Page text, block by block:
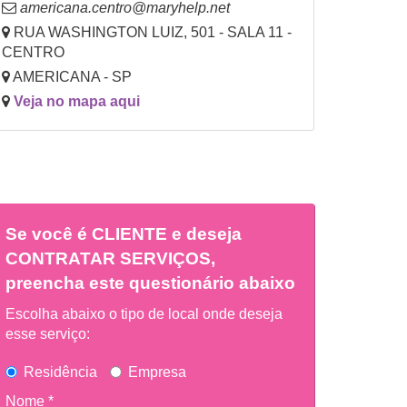
americana.centro@maryhelp.net
RUA WASHINGTON LUIZ, 501 - SALA 11 -
CENTRO
AMERICANA - SP
Veja no mapa aqui
Se você é CLIENTE e deseja
CONTRATAR SERVIÇOS,
preencha este questionário abaixo
Escolha abaixo o tipo de local onde deseja
esse serviço:
Residência
Empresa
Nome *